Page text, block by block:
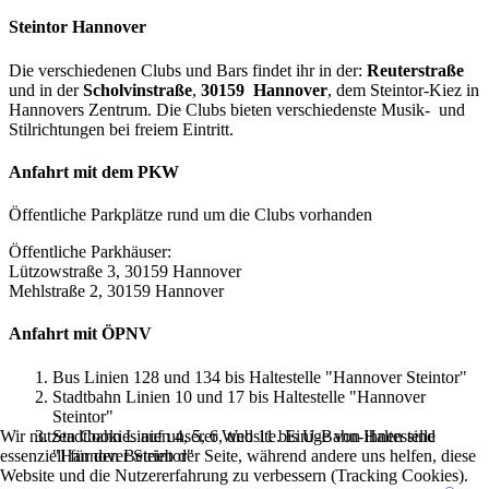
Steintor Hannover
Die verschiedenen Clubs und Bars findet ihr in der: Reuterstraße
und in derScholvinstraße, 30159 Hannover, dem Steintor-Kiez in
Hannovers Zentrum. Die Clubs bieten verschiedenste Musik- und
Stilrichtungen bei freiem Eintritt.
Anfahrt mit dem PKW
Öffentliche Parkplätze rund um die Clubs vorhanden
Öffentliche Parkhäuser:
Lützowstraße 3, 30159 Hannover
Mehlstraße 2, 30159 Hannover
Anfahrt mit ÖPNV
Bus Linien 128 und 134 bis Haltestelle "Hannover Steintor"
Stadtbahn Linien 10 und 17 bis Haltestelle "Hannover
Steintor"
Stadtbahn Linien 4, 5, 6, und 11 bis U-Bahn-Haltestelle
"Hannover Steintor"
Wir nutzen Cookies auf unserer Website. Einige von ihnen sind
essenziell für den Betrieb der Seite, während andere uns helfen, diese
Website und die Nutzererfahrung zu verbessern (Tracking Cookies).